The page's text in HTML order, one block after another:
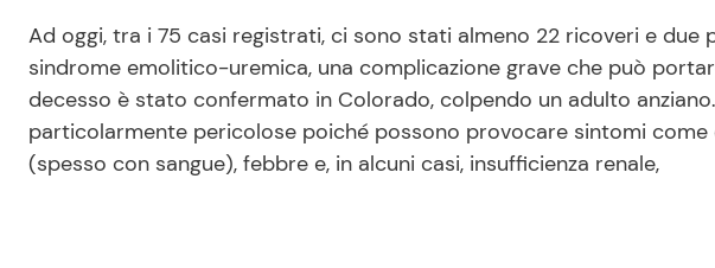
Ad oggi, tra i 75 casi registrati, ci sono stati almeno 22 ricoveri e due
sindrome emolitico-uremica, una complicazione grave che può
decesso è stato confermato in Colorado, colpendo un adulto
particolarmente pericolose poiché possono provocare sintomi come
(spesso con sangue), febbre e, in alcuni casi, insufficienza renale,